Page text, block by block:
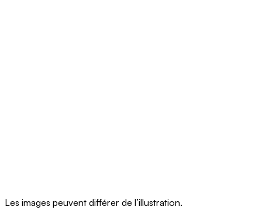
Les images peuvent différer de l’illustration.